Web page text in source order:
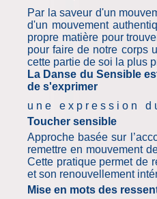
Par la saveur d'un
d'un mouvement
propre matière pour
pour faire de notre corps
cette partie de soi la plus
La Danse du Sensible
de s'exprimer
u n e e x p r e s s i o n d
Toucher sensible
Approche basée sur
remettre en mouvement
Cette pratique permet de
et son renouvellement
Mise en mots des